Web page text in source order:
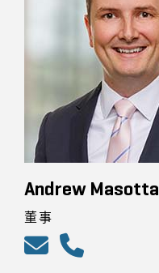
Andrew Masotta
董事